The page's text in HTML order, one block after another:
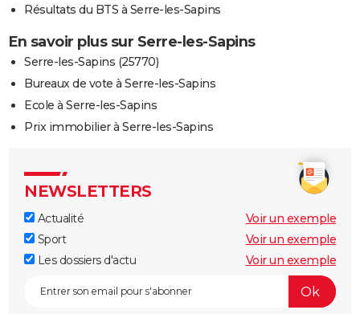
Résultats du BTS à Serre-les-Sapins
En savoir plus sur Serre-les-Sapins
Serre-les-Sapins (25770)
Bureaux de vote à Serre-les-Sapins
Ecole à Serre-les-Sapins
Prix immobilier à Serre-les-Sapins
NEWSLETTERS
Actualité
Voir un exemple
Sport
Voir un exemple
Les dossiers d'actu
Voir un exemple